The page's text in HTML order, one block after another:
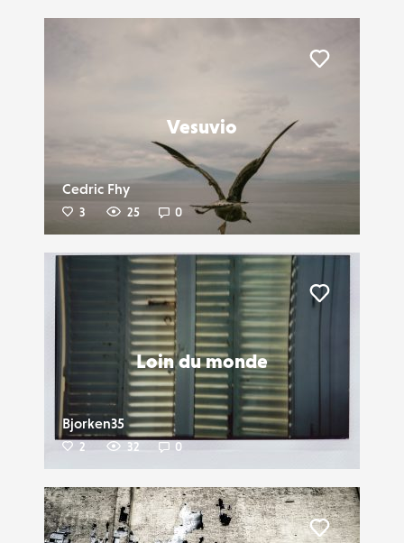
Vesuvio
Cedric Fhy
3 25 0
Loin du monde
Bjorken35
2 32 0
Liker